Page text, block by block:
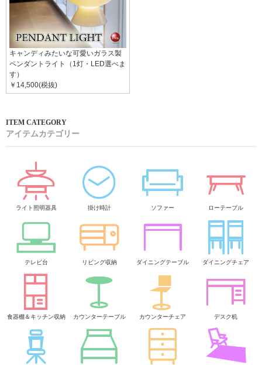
キャンディみたいな可愛いガラス製
ペンダントライト（1灯・LED選べま
す）
￥14,500(税抜)
アイテムカテゴリー
ライト照明器具 掛け時計 ソファー ローテーブル
テレビ台 リビング収納 ダイニングテーブル ダイニングチェア
食器棚＆キッチン収納 カウンターテーブル カウンターチェア デスク机